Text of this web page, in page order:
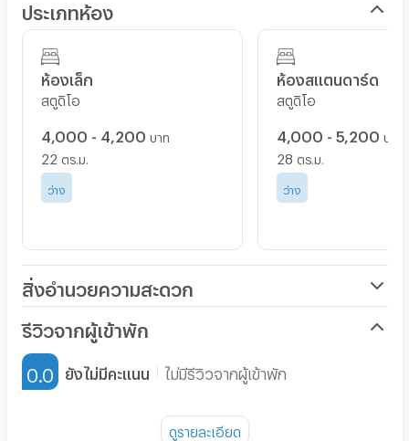
-----* โต๊ะเครื่องแป้ง
-----* โต๊ะทำงาน/คอมพิวเตอร์
-----* โต๊ะวางทีวี
-----* ตู้เสื้อผ้า
-----* เตียงนอน 6 ฟุต (พร้อมฟูกนอน)
-----* ชั้นวางรองเท้า
- มีซิ้งค์ล้างจานที่ระเบียง
- ระบบรักษาความปลอดภัยประกอบไปด้วย
------* กลอนประตู 2 ชั้น
------* มีตาแมวที่ประตูห้อง
------* Key card ตรงทางเข้า-ออก
------* กล้องวงจรปิด 24 ชม.
------* ยามรักษาความปลอดภัย
ประเภทห้อง
ห้องเล็ก
สตูดิโอ
4,000 - 4,200 บาท
22 ตร.ม.
ว่าง
ห้องสแตนดาร์ด
สตูดิโอ
4,000 - 5,200 บาท
28 ตร.ม.
ว่าง
สิ่งอำนวยความสะดวก
เฟอร์นิเจอร์-ตู้, เตียง
เครื่องทำน้ำอุ่น
รีวิวจากผู้เข้าพัก
0.0 ยังไม่มีคะแนน ไม่มีรีวิวจากผู้เข้าพัก
ดูรายละเอียด